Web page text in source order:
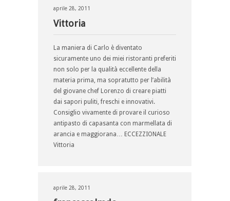
aprile 28, 2011
Vittoria
La maniera di Carlo è diventato
sicuramente uno dei miei ristoranti preferiti
non solo per la qualità eccellente della
materia prima, ma sopratutto per l’abilità
del giovane chef Lorenzo di creare piatti
dai sapori puliti, freschi e innovativi.
Consiglio vivamente di provare il curioso
antipasto di capasanta con marmellata di
arancia e maggiorana… ECCEZZIONALE
Vittoria
aprile 28, 2011